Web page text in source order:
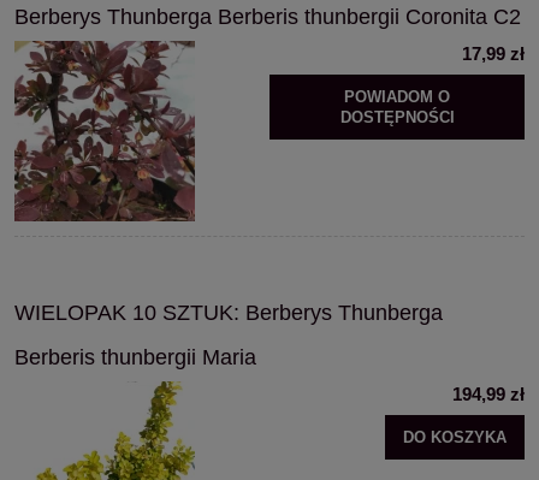
Berberys Thunberga Berberis thunbergii Coronita C2
17,99 zł
POWIADOM O
DOSTĘPNOŚCI
WIELOPAK 10 SZTUK: Berberys Thunberga
Berberis thunbergii Maria
194,99 zł
DO KOSZYKA